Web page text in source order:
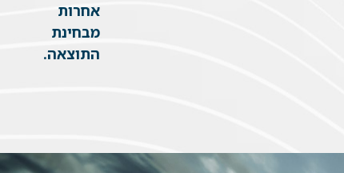
אחרות
מבחינת
התוצאה.